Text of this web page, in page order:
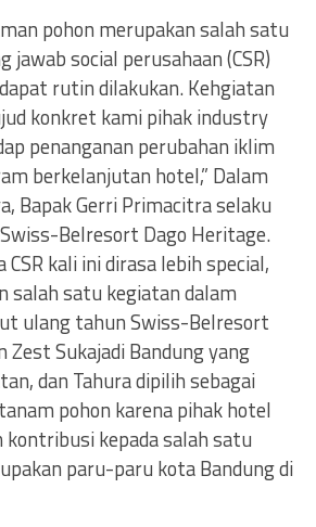
pohon merupakan salah satu
social perusahaan (CSR)
rutin dilakukan. Kehgiatan
konkret kami pihak industry
penanganan perubahan iklim
berkelanjutan hotel,” Dalam
Bapak Gerri Primacitra selaku
Belresort Dago Heritage.
kali ini dirasa lebih special,
salah satu kegiatan dalam
ulang tahun Swiss-Belresort
Zest Sukajadi Bandung yang
dan Tahura dipilih sebagai
pohon karena pihak hotel
kepada salah satu
paru-paru kota Bandung di